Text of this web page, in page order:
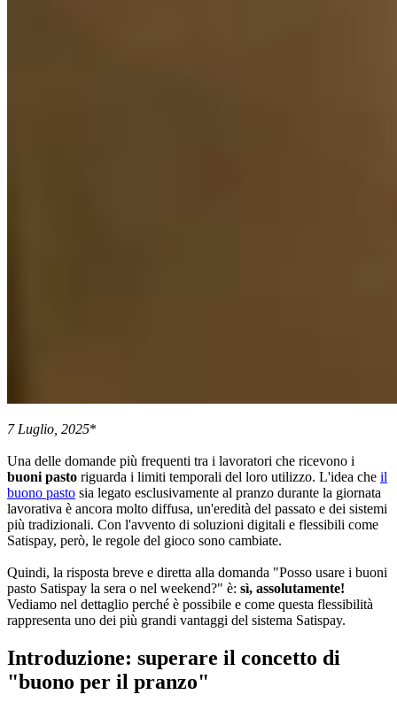
7 Luglio, 2025*
Una delle domande più frequenti tra i lavoratori che ricevono i
buoni pasto riguarda i limiti temporali del loro utilizzo. L'idea che il
buono pasto sia legato esclusivamente al pranzo durante la giornata
lavorativa è ancora molto diffusa, un'eredità del passato e dei sistemi
più tradizionali. Con l'avvento di soluzioni digitali e flessibili come
Satispay, però, le regole del gioco sono cambiate.
Quindi, la risposta breve e diretta alla domanda "Posso usare i buoni
pasto Satispay la sera o nel weekend?" è: sì, assolutamente!
Vediamo nel dettaglio perché è possibile e come questa flessibilità
rappresenta uno dei più grandi vantaggi del sistema Satispay.
Introduzione: superare il concetto di
"buono per il pranzo"